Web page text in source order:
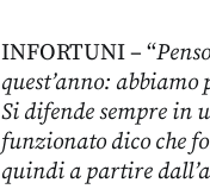
INFORTUNI – “
quest’anno:
Si difende sempre in
funzionato dico che
quindi a partire